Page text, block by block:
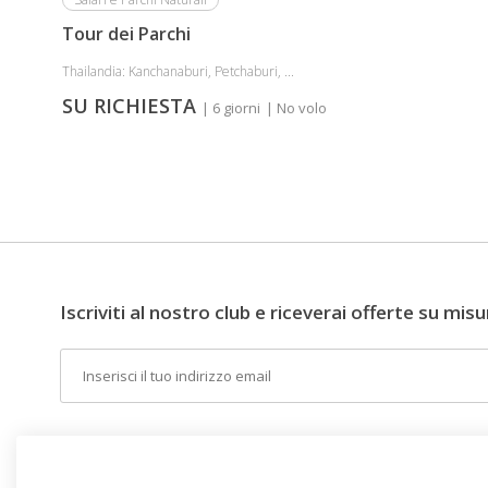
perdere
questa
occasione
unica
gemme
Pacifico.
le
valigie
Tour dei Parchi
Thailandia: Kanchanaburi, Petchaburi, ...
SU RICHIESTA | 6 giorni | No volo
Iscriviti al nostro club e riceverai offerte su